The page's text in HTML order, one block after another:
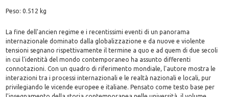
Peso: 0.512 kg
La fine dell'ancien regime e i recentissimi eventi di un panorama
internazionale dominato dalla globalizzazione e da nuove e violente
tensioni segnano rispettivamente il termine a quo e ad quem di due secoli
in cui l'identità del mondo contemporaneo ha assunto differenti
connotazioni. Con un quadro di riferimento mondiale, l'autore mostra le
interazioni tra i processi internazionali e le realtà nazionali e locali, pur
privilegiando le vicende europee e italiane. Pensato come testo base per